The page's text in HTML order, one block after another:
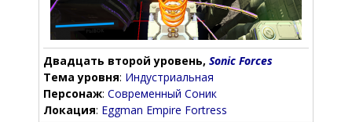
Двадцать второй уровень, Sonic Forces
Тема уровня: Индустриальная
Персонаж: Современный Соник
Локация: Eggman Empire Fortress